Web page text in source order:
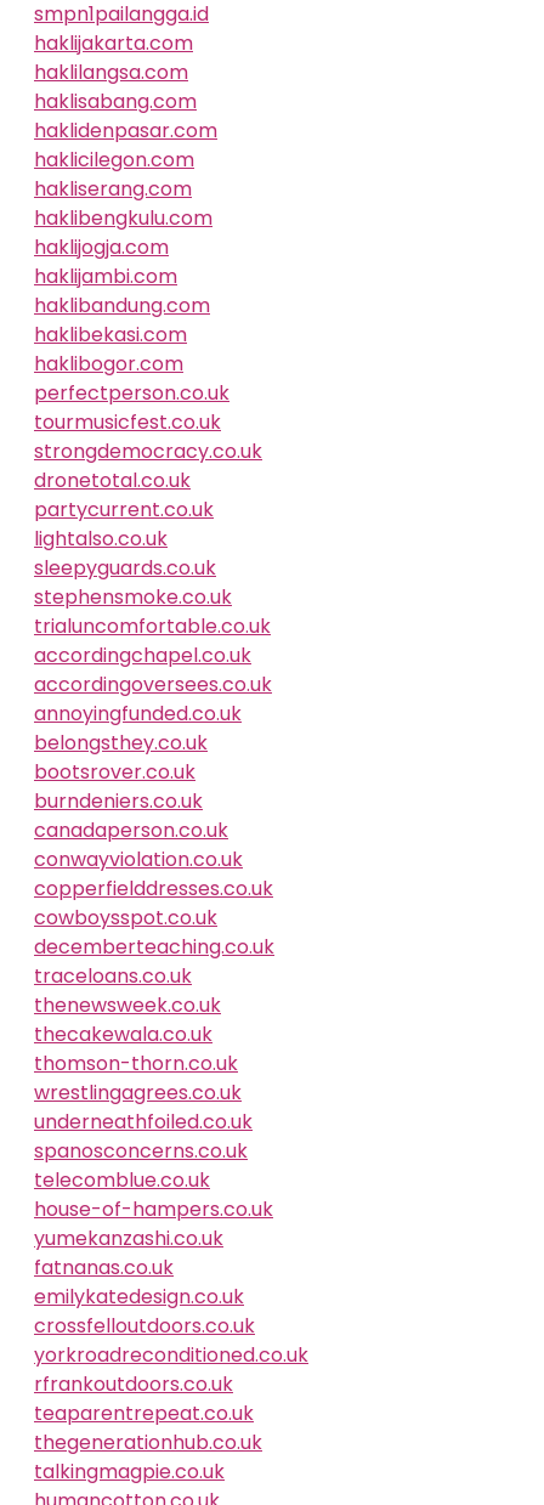
smpn1pailangga.id
haklijakarta.com
haklilangsa.com
haklisabang.com
haklidenpasar.com
haklicilegon.com
hakliserang.com
haklibengkulu.com
haklijogja.com
haklijambi.com
haklibandung.com
haklibekasi.com
haklibogor.com
perfectperson.co.uk
tourmusicfest.co.uk
strongdemocracy.co.uk
dronetotal.co.uk
partycurrent.co.uk
lightalso.co.uk
sleepyguards.co.uk
stephensmoke.co.uk
trialuncomfortable.co.uk
accordingchapel.co.uk
accordingoversees.co.uk
annoyingfunded.co.uk
belongsthey.co.uk
bootsrover.co.uk
burndeniers.co.uk
canadaperson.co.uk
conwayviolation.co.uk
copperfielddresses.co.uk
cowboysspot.co.uk
decemberteaching.co.uk
traceloans.co.uk
thenewsweek.co.uk
thecakewala.co.uk
thomson-thorn.co.uk
wrestlingagrees.co.uk
underneathfoiled.co.uk
spanosconcerns.co.uk
telecomblue.co.uk
house-of-hampers.co.uk
yumekanzashi.co.uk
fatnanas.co.uk
emilykatedesign.co.uk
crossfelloutdoors.co.uk
yorkroadreconditioned.co.uk
rfrankoutdoors.co.uk
teaparentrepeat.co.uk
thegenerationhub.co.uk
talkingmagpie.co.uk